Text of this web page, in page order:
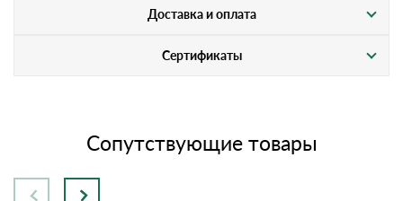
Доставка и оплата
Сертификаты
Сопутствующие товары